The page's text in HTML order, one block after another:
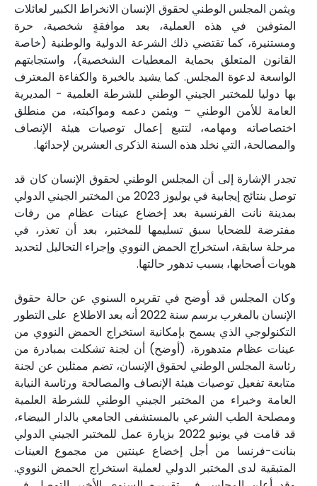
ويثمن المجلس الوطني لحقوق الإنسان الانخراط الكبير لعائلات
المتوفين في هذه العملية، بعد موافقةٍ شخصية، حرة
ومستنيرة، كما تقتضي ذلك الشرعة الدولية والوطنية (خاصة
القانون المتعلق بحماية المعطيات الشخصية)، واستجابتهم
الواسعة لدعوة المجلس. كما يشيد بالخبرة والكفاءة المعترف
بها دوليا للمختبر الجيني الوطني للشرطة العلمية - المديرية
العامة للأمن الوطني – ويثمن دعمه ومواكبته، من منطلق
اختصاصاته ومهامه، لتتبع إعمال توصيات هيئة الإنصاف
والمصالحة، التي نخلد هذه السنة الذكرى العشرين لإحداثها.
تجدر الإشارة إلى أن المجلس الوطني لحقوق الإنسان كان قد
توصل بنتائج إيجابية في يوليوز 2023 من المختبر الجيني الدولي
بمدينة نانت الفرنسية بعد إخضاع عينات عظام من رفات
مفترضة للضحايا سبق تسليمها للمختبر، بعد أن تعذر، في
مرحلة سابقة، استخراج الحمض النووي وإجراء التحاليل لتحديد
هويات أصحابها، بسبب تدهور حالتها.
وكان المجلس قد أوضح في تقريره السنوي عن حالة حقوق
الإنسان بالمغرب برسم سنة 2022 أنه بعد الاطلاع على التطور
التكنولوجي الذي يسمح بإمكانية استخراج الحمض النووي من
عينات عظام متدهورة، (أوضح) أن لجنة تشكلت بمبادرة من
رئاسة المجلس الوطني لحقوق الإنسان، تضم ممثلين عن لجنة
متابعة تفعيل توصيات هيئة الإنصاف والمصالحة ورئاسة النيابة
العامة وخبراء من المختبر الجيني الوطني للشرطة العلمية
ومصلحة الطب الشرعي بالمستشفى الجامعي بالدار البيضاء،
قد قامت في يونيو 2022 بزيارة عمل للمختبر الجيني الدولي
بنانت-فرنسا من أجل إخضاع عينتين من مجموع العينات
المتبقية لدى المختبر الدولي لعملية استخراج الحمض النووي.